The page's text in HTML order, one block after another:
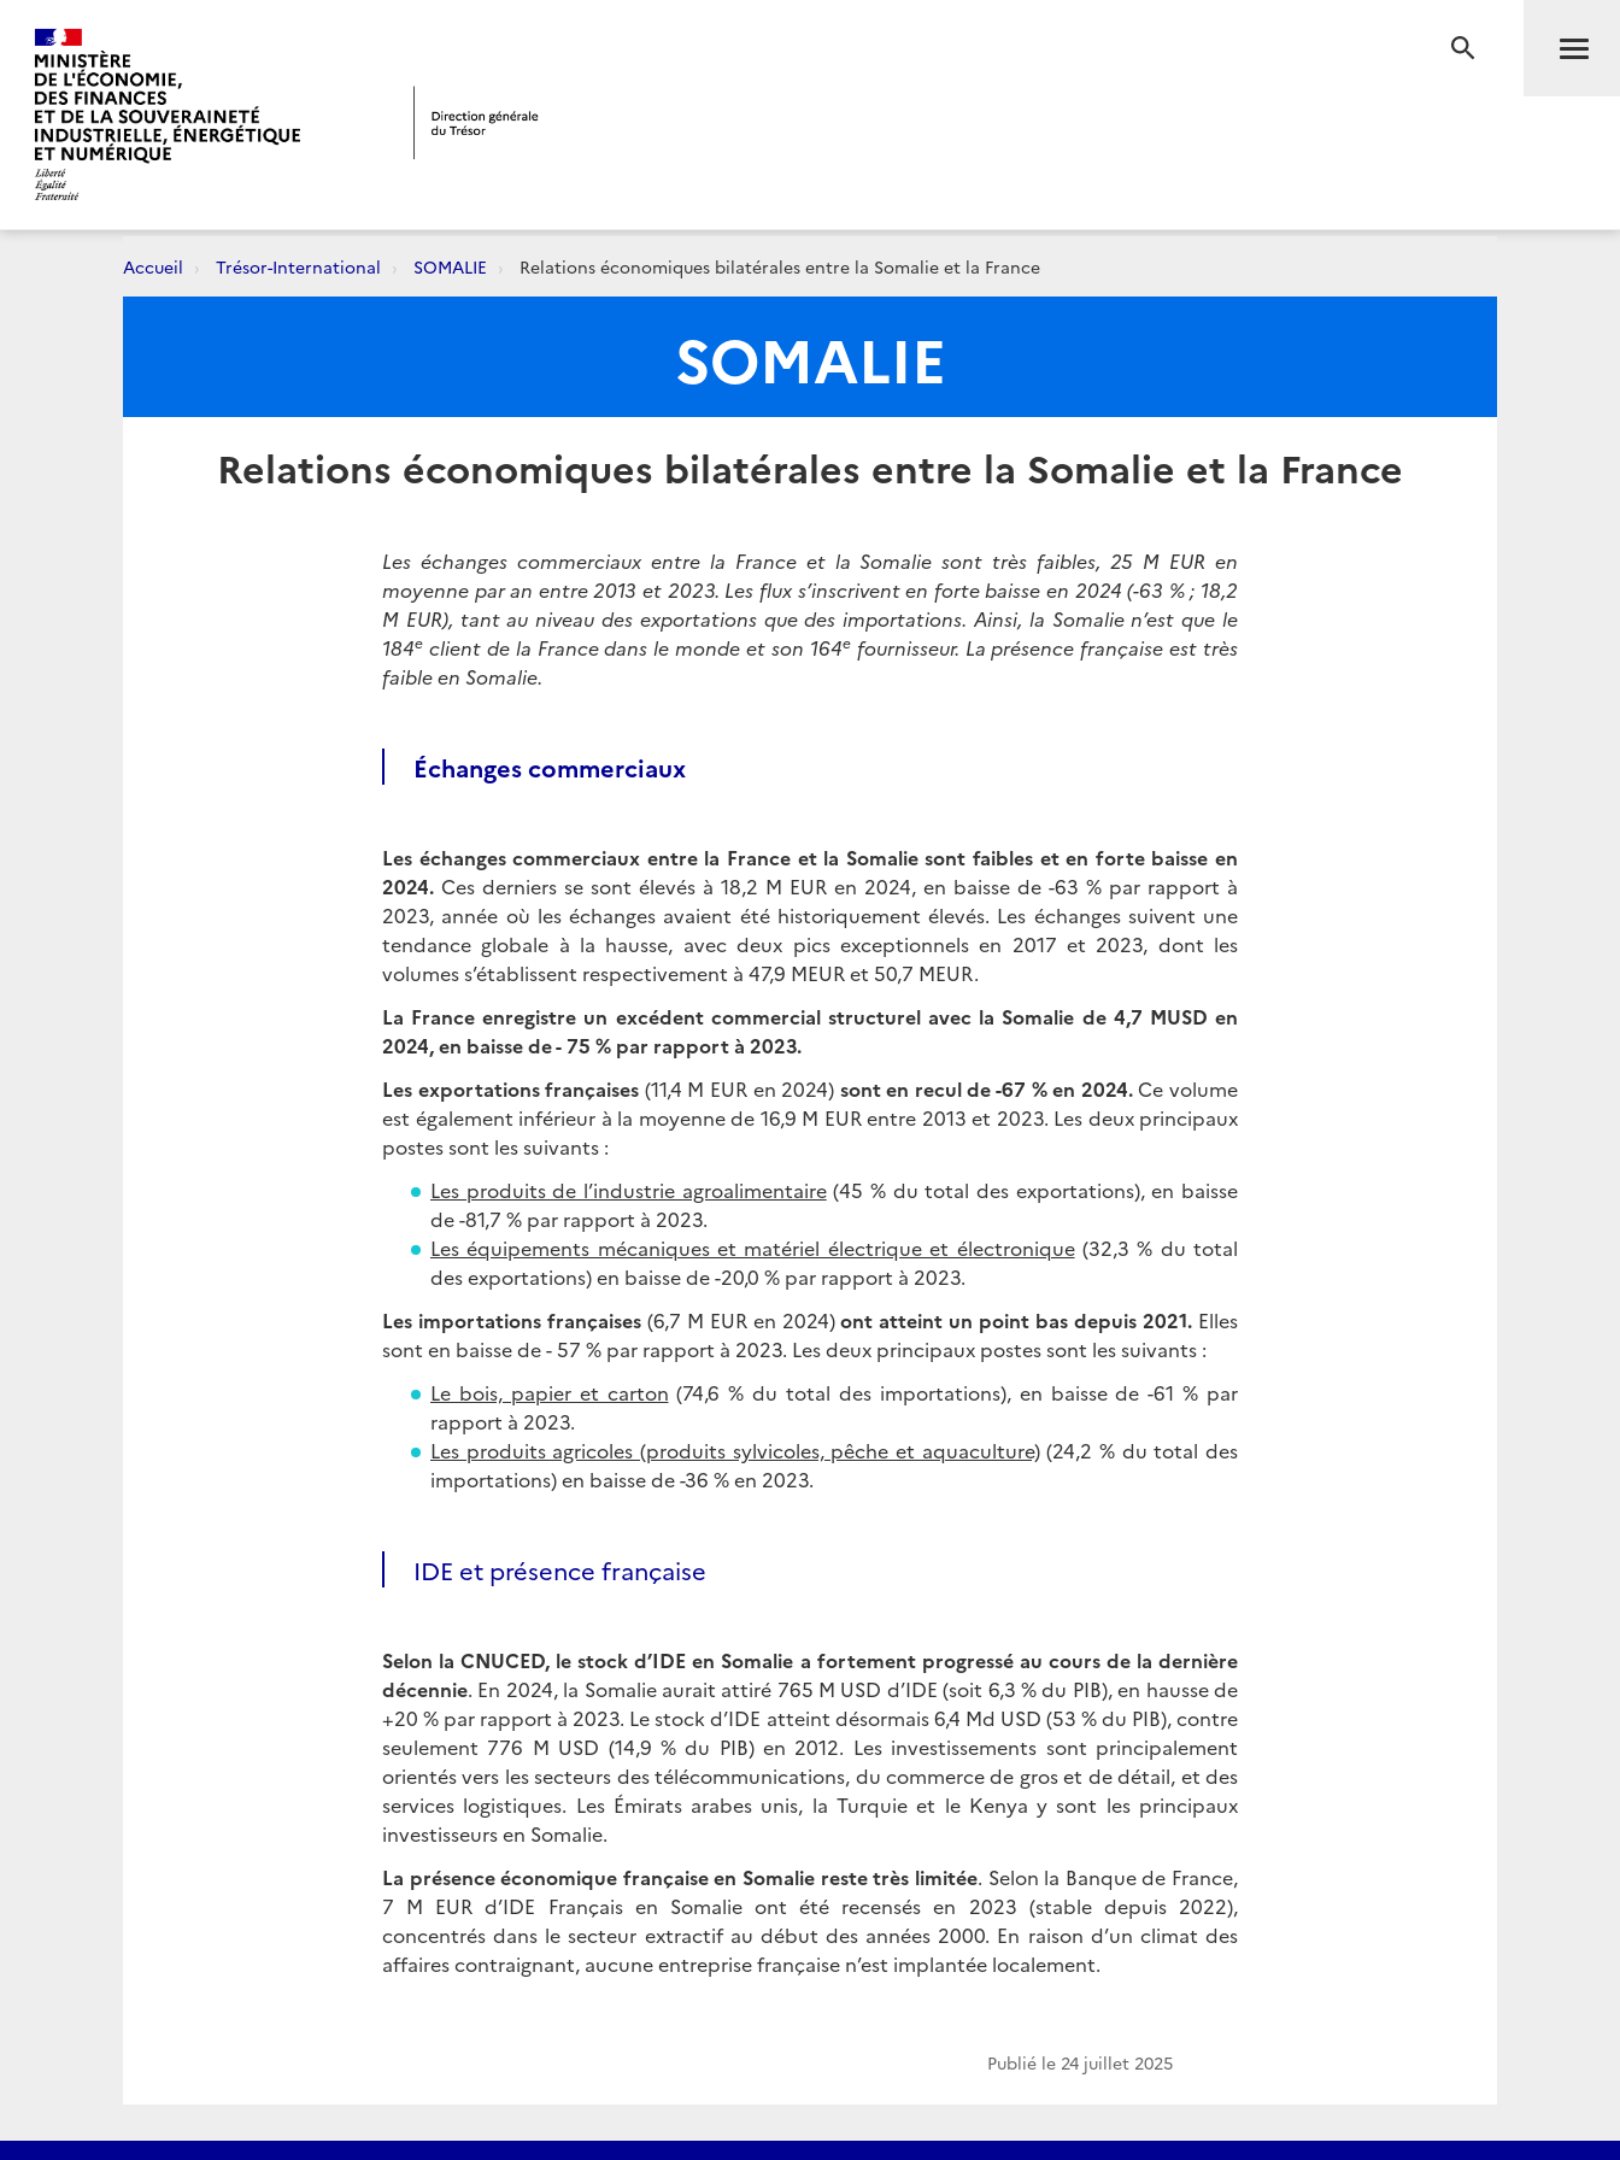
RECHERCHE
Accueil Trésor-International SOMALIE Relations économiques bilatérales entre la Somalie et la France
SOMALIE
Relations économiques bilatérales entre la Somalie et la France
Les échanges commerciaux entre la France et la Somalie sont très faibles, 25 M EUR en
moyenne par an entre 2013 et 2023. Les flux s’inscrivent en forte baisse en 2024 (-63 % ; 18,2
M EUR), tant au niveau des exportations que des importations. Ainsi, la Somalie n’est que le
184e client de la France dans le monde et son 164efournisseur. La présence française est très
faible en Somalie.
Échanges commerciaux
Les échanges commerciaux entre la France et la Somalie sont faibles et en forte baisse en
2024. Ces derniers se sont élevés à 18,2 M EUR en 2024, en baisse de -63 % par rapport à
2023, année où les échanges avaient été historiquement élevés. Les échanges suivent une
tendance globale à la hausse, avec deux pics exceptionnels en 2017 et 2023, dont les
volumes s’établissent respectivement à 47,9 MEUR et 50,7 MEUR.
La France enregistre un excédent commercial structurel avec la Somalie de 4,7 MUSD en
2024, en baisse de - 75 % par rapport à 2023.
Les exportations françaises (11,4 M EUR en 2024) sont en recul de -67 % en 2024.Ce volume
est également inférieur à la moyenne de 16,9 M EUR entre 2013 et 2023. Les deux principaux
postes sont les suivants :
Les produits de l’industrie agroalimentaire(45 % du total des exportations), en baisse
de -81,7 % par rapport à 2023.
Les équipements mécaniques et matériel électrique et électronique(32,3 % du total
des exportations) en baisse de -20,0 % par rapport à 2023.
Les importations françaises (6,7 M EUR en 2024)ont atteint un point bas depuis 2021. Elles
sont en baisse de - 57 % par rapport à 2023. Les deux principaux postes sont les suivants :
Le bois, papier et carton (74,6 % du total des importations), en baisse de -61 % par
rapport à 2023.
Les produits agricoles (produits sylvicoles, pêche et aquaculture)(24,2 % du total des
importations) en baisse de -36 % en 2023.
IDE et présence française
Selon la CNUCED, le stock d’IDE en Somalie a fortement progressé au cours de la dernière
décennie. En 2024, la Somalie aurait attiré 765 M USD d’IDE (soit 6,3 % du PIB), en hausse de
+20 % par rapport à 2023. Le stock d’IDE atteint désormais 6,4 Md USD (53 % du PIB), contre
seulement 776 M USD (14,9 % du PIB) en 2012. Les investissements sont principalement
orientés vers les secteurs des télécommunications, du commerce de gros et de détail, et des
services logistiques. Les Émirats arabes unis, la Turquie et le Kenya y sont les principaux
investisseurs en Somalie.
La présence économique française en Somalie reste très limitée. Selon la Banque de France,
7 M EUR d’IDE Français en Somalie ont été recensés en 2023 (stable depuis 2022),
concentrés dans le secteur extractif au début des années 2000. En raison d’un climat des
affaires contraignant, aucune entreprise française n’est implantée localement.
Publié le 24 juillet 2025